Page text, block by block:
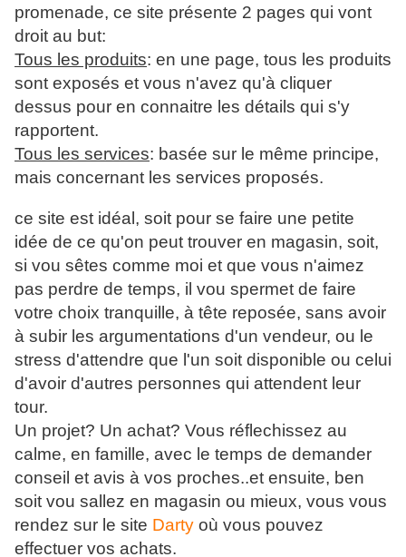
promenade, ce site présente 2 pages qui vont
droit au but:
Tous les produits: en une page, tous les produits
sont exposés et vous n'avez qu'à cliquer
dessus pour en connaitre les détails qui s'y
rapportent.
Tous les services: basée sur le même principe,
mais concernant les services proposés.
ce site est idéal, soit pour se faire une petite
idée de ce qu'on peut trouver en magasin, soit,
si vou sêtes comme moi et que vous n'aimez
pas perdre de temps, il vou spermet de faire
votre choix tranquille, à tête reposée, sans avoir
à subir les argumentations d'un vendeur, ou le
stress d'attendre que l'un soit disponible ou celui
d'avoir d'autres personnes qui attendent leur
tour.
Un projet? Un achat? Vous réflechissez au
calme, en famille, avec le temps de demander
conseil et avis à vos proches..et ensuite, ben
soit vou sallez en magasin ou mieux, vous vous
rendez sur le site Darty où vous pouvez
effectuer vos achats.